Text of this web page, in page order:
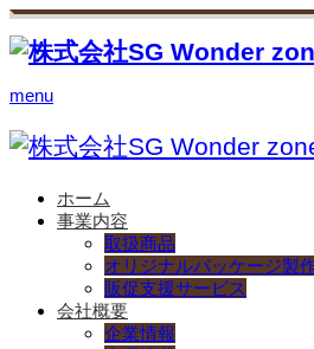
menu
ホーム
事業内容
取扱商品
オリジナルパッケージ製
販促支援サービス
会社概要
企業情報